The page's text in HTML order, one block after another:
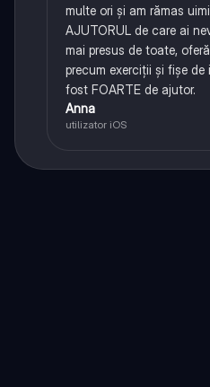
multe ori și am rămas
AJUTORUL de care ai
mai presus de toate,
precum exerciții și fișe
fost FOARTE de ajutor.
Anna
utilizator iOS